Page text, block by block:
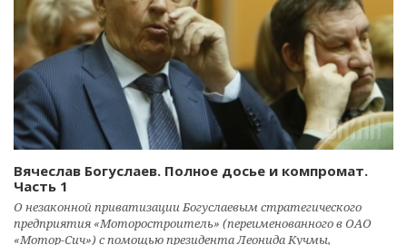
Вячеслав Богуслаев. Полное досье и компромат.
Часть 1
О незаконной приватизации Богуслаевым стратегического
предприятия «Моторостроитель» (переименованного в ОАО
«Мотор-Сич») с помощью президента Леонида Кучмы,